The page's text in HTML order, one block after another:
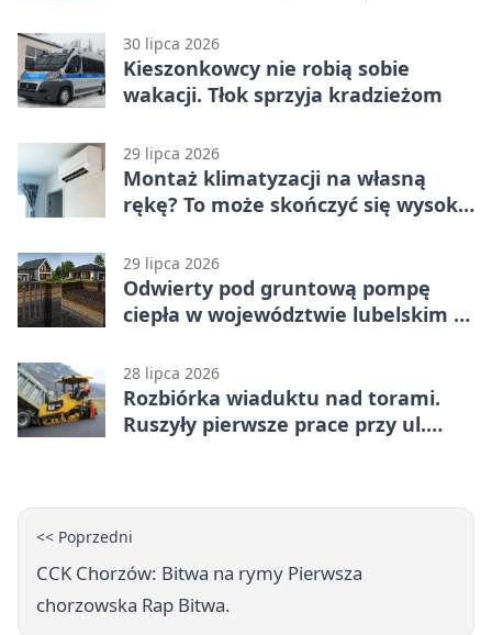
30 lipca 2026
Kieszonkowcy nie robią sobie
wakacji. Tłok sprzyja kradzieżom
29 lipca 2026
Montaż klimatyzacji na własną
rękę? To może skończyć się wysoką
29 lipca 2026
Odwierty pod gruntową pompę
ciepła w województwie lubelskim -
28 lipca 2026
Rozbiórka wiaduktu nad torami.
Ruszyły pierwsze prace przy ul.
<< Poprzedni
CCK Chorzów: Bitwa na rymy Pierwsza
chorzowska Rap Bitwa.